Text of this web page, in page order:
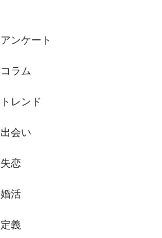
アンケート
コラム
トレンド
出会い
失恋
婚活
定義